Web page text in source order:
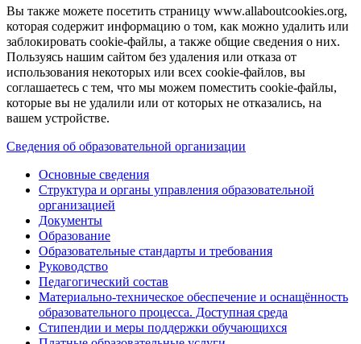
Вы также можете посетить страницу www.allaboutcookies.org,
которая содержит информацию о том, как можно удалить или
заблокировать cookie-файлы, а также общие сведения о них.
Пользуясь нашим сайтом без удаления или отказа от
использования некоторых или всех cookie-файлов, вы
соглашаетесь с тем, что мы можем поместить cookie-файлы,
которые вы не удалили или от которых не отказались, на
вашем устройстве.
Сведения об образовательной организации
Основные сведения
Структура и органы управления образовательной
организацией
Документы
Образование
Образовательные стандарты и требования
Руководство
Педагогический состав
Материально-техническое обеспечение и оснащённость
образовательного процесса. Доступная среда
Стипендии и меры поддержки обучающихся